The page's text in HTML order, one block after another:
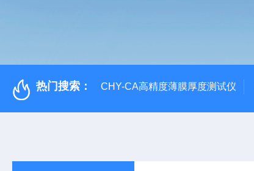
热门搜索： CHY-CA高精度薄膜厚度测试仪